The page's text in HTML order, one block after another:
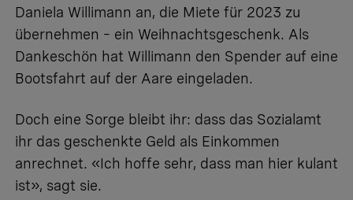
Daniela Willimann an, die Miete für 2023 zu
übernehmen – ein Weihnachtsgeschenk. Als
Dankeschön hat Willimann den Spender auf eine
Bootsfahrt auf der Aare eingeladen.
Doch eine Sorge bleibt ihr: dass das Sozialamt
ihr das geschenkte Geld als Einkommen
anrechnet. «Ich hoffe sehr, dass man hier kulant
ist», sagt sie.